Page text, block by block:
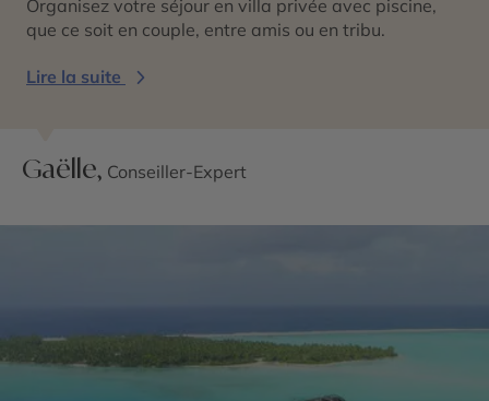
Organisez votre séjour en villa privée avec piscine,
que ce soit en couple, entre amis ou en tribu.
Lire la suite
Gaëlle, Conseiller-Expert